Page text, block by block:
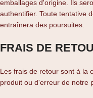
emballages d'origine. Ils
authentifier. Toute tentative
entraînera des poursuites.
FRAIS DE
Les frais de retour sont à la
produit ou d'erreur de notre